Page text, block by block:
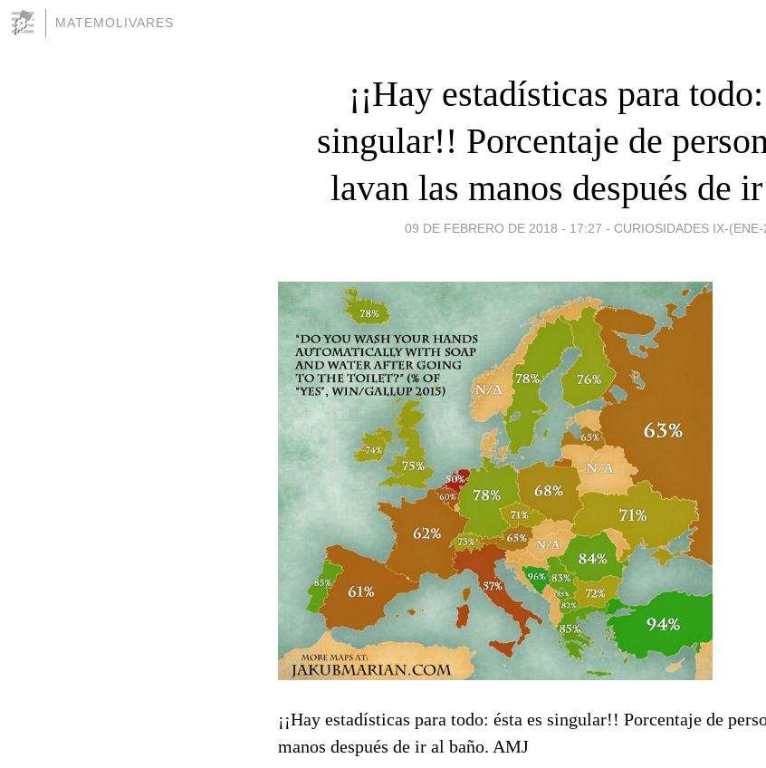
MATEMOLIVARES
¡¡Hay estadísticas para
singular!! Porcentaje de
lavan las manos después de
09 DE FEBRERO DE 2018 - 17:27 - CURIOSIDADES IX-
¡¡Hay estadísticas para todo: ésta es singular!! Porcentaje de
manos después de ir al baño. AMJ